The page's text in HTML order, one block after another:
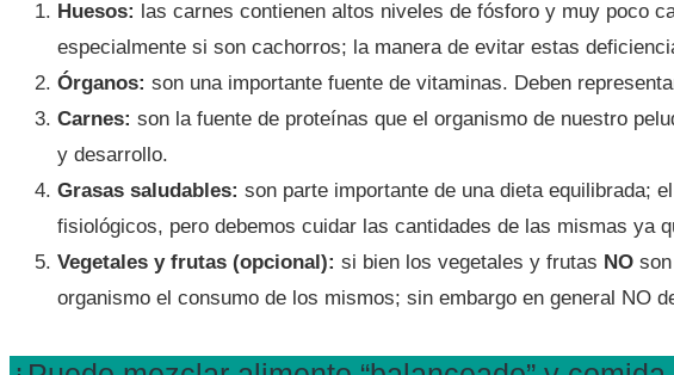
Huesos: las carnes contienen altos niveles de fósforo y muy poco
especialmente si son cachorros; la manera de evitar estas
Órganos: son una importante fuente de vitaminas. Deben
Carnes: son la fuente de proteínas que el organismo de nuestro
y desarrollo.
Grasas saludables: son parte importante de una dieta equilibrada;
fisiológicos, pero debemos cuidar las cantidades de las mismas ya
Vegetales y frutas (opcional): si bien los vegetales y frutas NO
organismo el consumo de los mismos; sin embargo en general NO